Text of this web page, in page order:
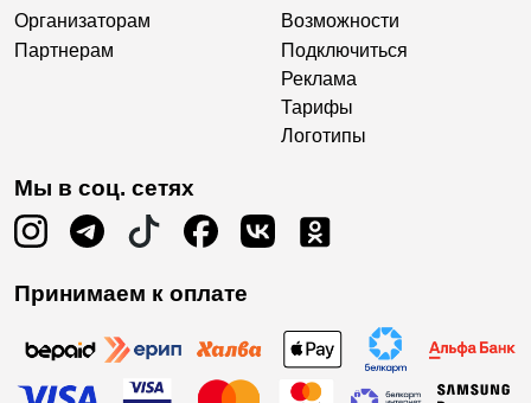
Организаторам
Партнерам
Возможности
Подключиться
Реклама
Тарифы
Логотипы
Мы в соц. сетях
Принимаем к оплате